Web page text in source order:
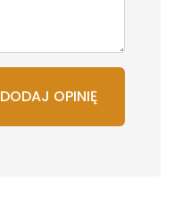
DODAJ OPINIĘ